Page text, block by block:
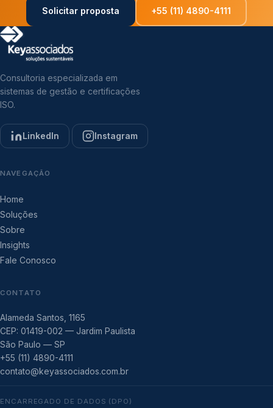
Solicitar proposta +55 (11) 4890-4111
Consultoria especializada em
sistemas de gestão e certificações
ISO.
LinkedIn Instagram
NAVEGAÇÃO
Home
Soluções
Sobre
Insights
Fale Conosco
CONTATO
Alameda Santos, 1165
CEP: 01419-002 — Jardim Paulista
São Paulo — SP
+55 (11) 4890-4111
contato@keyassociados.com.br
ENCARREGADO DE DADOS (DPO)